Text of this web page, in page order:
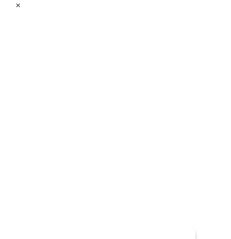
×